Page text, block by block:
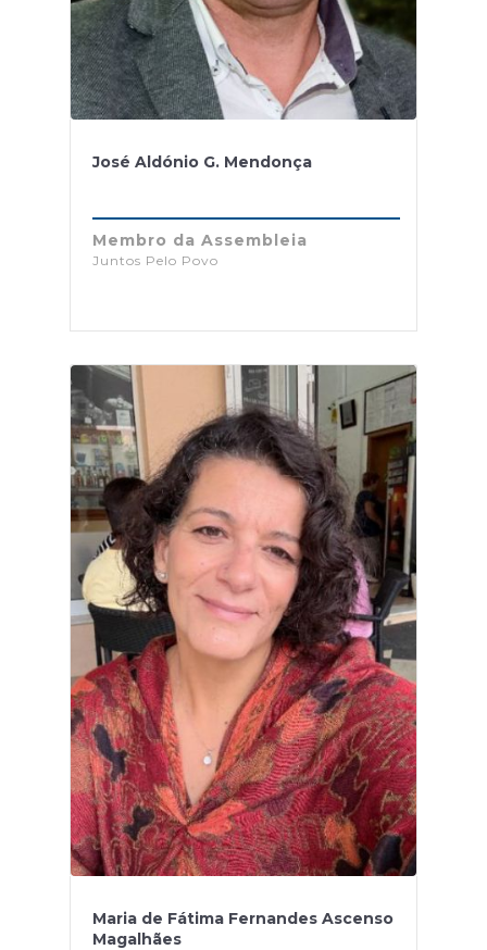
José Aldónio G. Mendonça
Membro da Assembleia
Juntos Pelo Povo
Maria de Fátima Fernandes Ascenso
Magalhães